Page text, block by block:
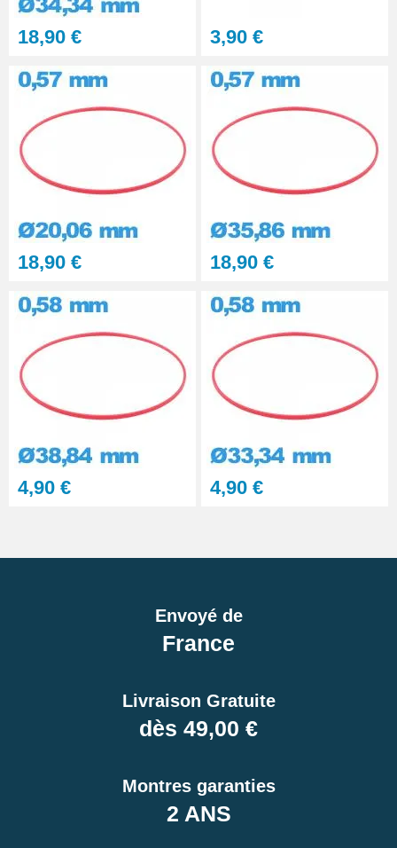
18,90 € 3,90 €
18,90 € 18,90 €
4,90 € 4,90 €
Envoyé de
France
Livraison Gratuite
dès 49,00 €
Montres garanties
2 ANS